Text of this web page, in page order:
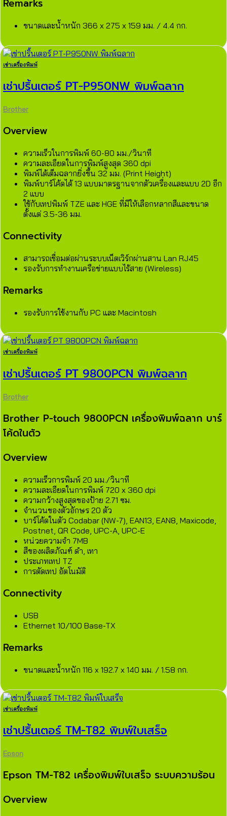
Remarks
ขนาดและน้ำหนัก 366 x 275 x 159 มม. / 4.4 กก.
เช่าเครื่องพิมพ์
เช่าปริ้นเตอร์ PT-P950NW พิมพ์ฉลาก
Brother
Overview
ความเร็วในการพิมพ์ 60-80 มม./วินาที
ความละเอียดในการพิมพ์สูงสุด 360 dpi
พิมพ์ได้เต็มฉลากยิ่งขึ้น 32 มม. (Print Height)
พิมพ์บาร์โค้ดได้ 13 แบบมาตรฐานจากตัวเครื่องและแบบ 2D อีก
2 แบบ
ใช้กับเทปพิมพ์ TZE และ HGE ที่มีให้เลือกหลากสีและขนาด
ตั้งแต่ 3.5-36 มม.
Connectivity
สามารถเชื่อมต่อผ่านระบบเน็ตเวิร์กผ่านสาน Lan RJ45
รองรับการทำงานเครือข่ายแบบไร้สาย (Wireless)
Remarks
รองรับการใช้งานกับ PC และ Macintosh
เช่าเครื่องพิมพ์
เช่าปริ้นเตอร์ PT 9800PCN พิมพ์ฉลาก
Brother
Brother P-touch 9800PCN เครื่องพิมพ์ฉลาก บาร์
โค้ดในตัว
Overview
ความเร็วการพิมพ์ 20 มม./วินาที
ความละเอียดในการพิมพ์ 720 x 360 dpi
ความกว้างสูงสุดของป้าย 2.71 ซม.
จำนวนของตัวอักษร 20 ตัว
บาร์โค้ดในตัว Codabar (NW-7), EAN13, EAN8, Maxicode,
Postnet, QR Code, UPC-A, UPC-E
หน่วยความจำ 7MB
สีของผลิตภัณฑ์ ดำ, เทา
ประเภทเทป TZ
การตัดเทป อัตโนมัติ
Connectivity
USB
Ethernet 10/100 Base-TX
Remarks
ขนาดและน้ำหนัก 116 x 192.7 x 140 มม. / 1.58 กก.
เช่าเครื่องพิมพ์
เช่าปริ้นเตอร์ TM-T82 พิมพ์ใบเสร็จ
Epson
Epson TM-T82 เครื่องพิมพ์ใบเสร็จ ระบบความร้อน
Overview